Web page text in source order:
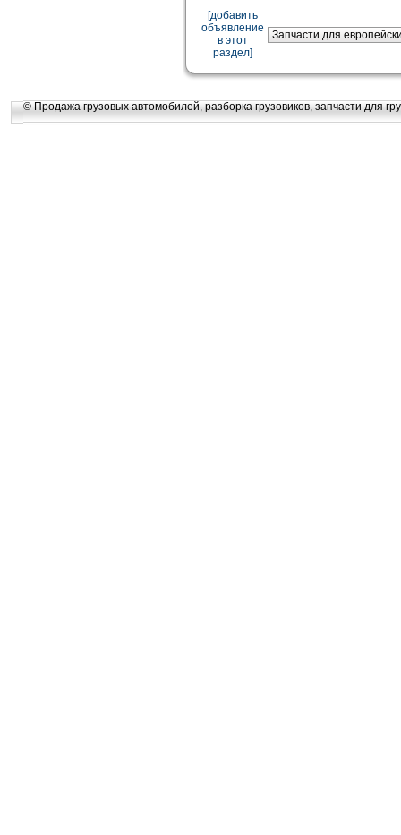
[добавить
объявление
в этот
раздел]
© Продажа грузовых автомобилей, разборка грузовиков, запчасти для